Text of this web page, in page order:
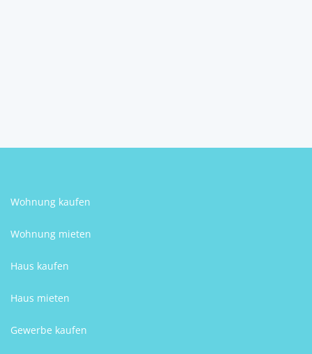
Wohnung kaufen
Wohnung mieten
Haus kaufen
Haus mieten
Gewerbe kaufen